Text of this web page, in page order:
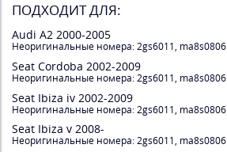
ПОДХОДИТ ДЛЯ:
Audi A2 2000-2005
Неоригинальные номера: 2gs6011, ma8s0806
Seat Cordoba 2002-2009
Неоригинальные номера: 2gs6011, ma8s0806
Seat Ibiza iv 2002-2009
Неоригинальные номера: 2gs6011, ma8s0806
Seat Ibiza v 2008-
Неоригинальные номера: 2gs6011, ma8s0806